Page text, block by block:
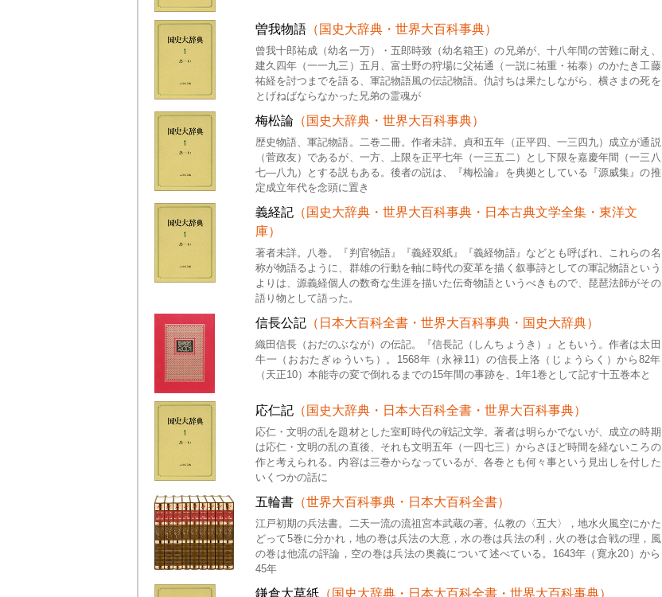
曽我物語（国史大辞典・世界大百科事典）
曾我十郎祐成（幼名一万）・五郎時致（幼名箱王）の兄弟が、十八年間の苦難に耐え、
建久四年（一一九三）五月、富士野の狩場に父祐通（一説に祐重・祐泰）のかたき工藤
祐経を討つまでを語る、軍記物語風の伝記物語。仇討ちは果たしながら、横さまの死を
とげねばならなかった兄弟の霊魂が
梅松論（国史大辞典・世界大百科事典）
歴史物語、軍記物語。二巻二冊。作者未詳。貞和五年（正平四、一三四九）成立が通説
（菅政友）であるが、一方、上限を正平七年（一三五二）とし下限を嘉慶年間（一三八
七―八九）とする説もある。後者の説は、『梅松論』を典拠としている『源威集』の推
定成立年代を念頭に置き
義経記（国史大辞典・世界大百科事典・日本古典文学全集・東洋文
庫）
著者未詳。八巻。『判官物語』『義経双紙』『義経物語』などとも呼ばれ、これらの名
称が物語るように、群雄の行動を軸に時代の変革を描く叙事詩としての軍記物語という
よりは、源義経個人の数奇な生涯を描いた伝奇物語というべきもので、琵琶法師がその
語り物として語った。
信長公記（日本大百科全書・世界大百科事典・国史大辞典）
織田信長（おだのぶなが）の伝記。『信長記（しんちょうき）』ともいう。作者は太田
牛一（おおたぎゅういち）。1568年（永禄11）の信長上洛（じょうらく）から82年
（天正10）本能寺の変で倒れるまでの15年間の事跡を、1年1巻として記す十五巻本と
応仁記（国史大辞典・日本大百科全書・世界大百科事典）
応仁・文明の乱を題材とした室町時代の戦記文学。著者は明らかでないが、成立の時期
は応仁・文明の乱の直後、それも文明五年（一四七三）からさほど時間を経ないころの
作と考えられる。内容は三巻からなっているが、各巻とも何々事という見出しを付した
いくつかの話に
五輪書（世界大百科事典・日本大百科全書）
江戸初期の兵法書。二天一流の流祖宮本武蔵の著。仏教の〈五大〉，地水火風空にかた
どって5巻に分かれ，地の巻は兵法の大意，水の巻は兵法の利，火の巻は合戦の理，風
の巻は他流の評論，空の巻は兵法の奥義について述べている。1643年（寛永20）から
45年
鎌倉大草紙（国史大辞典・日本大百科全書・世界大百科事典）